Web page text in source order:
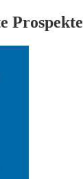
Prospekte